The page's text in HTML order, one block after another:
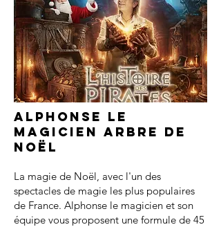
Alphonse le
magicien arbre de
noël
La magie de Noël, avec l'un des
spectacles de magie les plus populaires
de France. Alphonse le magicien et son
équipe vous proposent une formule de 45